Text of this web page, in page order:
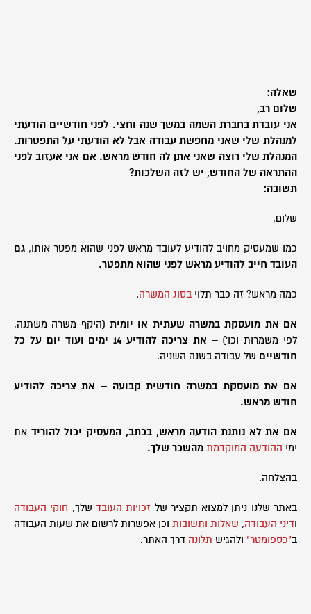
שאלה:
שלום רב,
אני עובדת בחברת השמה במשך שנה וחצי. לפני חודשיים הודעתי
למנהלת שלי שאני מחפשת עבודה אבל לא הודעתי על התפטרות.
המנהלת שלי רוצה שאני אתן לה חודש מראש. אם אני אעזוב לפני
ההתראה של החודש, יש לזה השלכות?
תשובה:
שלום,
כמו שמעסיק מחויב להודיע לעובד מראש לפני שהוא מפטר אותו, גם
העובד חייב להודיע מראש לפני שהוא מתפטר.
כמה מראש? זה כבר תלוי בסוג המשרה.
אם את מועסקת במשרה שעתית או יומית (היקף משרה משתנה,
לפי משמרות וכו') –
את צריכה להודיע 14 ימים ועוד יום על כל
חודשיים של עבודה בשנה השניה.
אם את מועסקת במשרה חודשית קבועה – את צריכה להודיע
חודש מראש.
אם את לא נותנת הודעה מראש, בכתב, המעסיק יכול להוריד את
ימי ההודעה המוקדמת מהשכר שלך.
בהצלחה.
באתר שלנו ניתן למצוא תקציר של זכויות העובד שלך,
חוקי העבודה
ודיני העבודה, שאלות ותשובות וכן אפשרות לרשום את שעות העבודה
ב"כספומטר" ולהגיש תלונה דרך האתר.